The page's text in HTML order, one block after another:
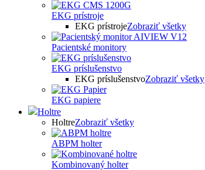
EKG prístroje
EKG prístrojeZobraziť všetky
Pacientské monitory
EKG príslušenstvo
EKG príslušenstvoZobraziť všetky
EKG papiere
Holtre
HoltreZobraziť všetky
ABPM holter
Kombinovaný holter